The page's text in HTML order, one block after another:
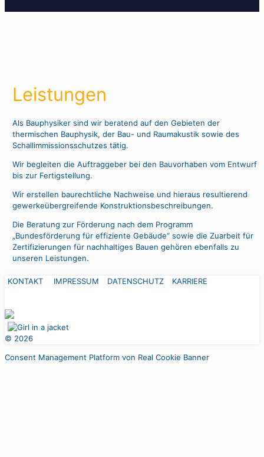
Leistungen
Als Bauphysiker sind wir beratend auf den Gebieten der
thermischen Bauphysik, der Bau- und Raumakustik sowie des
Schallimmissionsschutzes tätig.
Wir begleiten die Auftraggeber bei den Bauvorhaben vom Entwurf
bis zur Fertigstellung.
Wir erstellen baurechtliche Nachweise und hieraus resultierend
gewerkeübergreifende Konstruktionsbeschreibungen.
Die Beratung zur Förderung nach dem Programm
„Bundesförderung für effiziente Gebäude“ sowie die Zuarbeit für
Zertifizierungen für nachhaltiges Bauen gehören ebenfalls zu
unseren Leistungen.
KONTAKT IMPRESSUM DATENSCHUTZ KARRIERE
© 2026
Consent Management Platform von Real Cookie Banner